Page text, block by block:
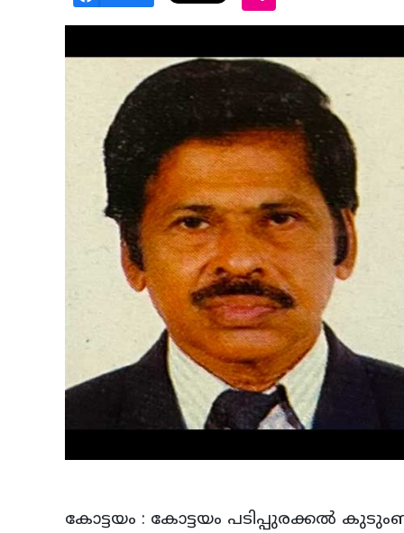
കോട്ടയം : കോട്ടയം പടിപ്പുരക്കൽ